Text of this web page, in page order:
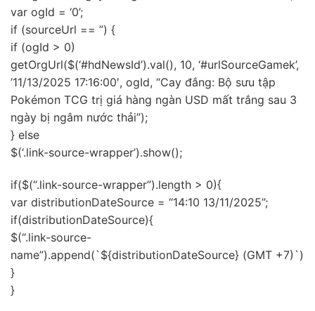
var ogId = ‘0’;
if (sourceUrl == ”) {
if (ogId > 0)
getOrgUrl($(‘#hdNewsId’).val(), 10, ‘#urlSourceGamek’,
’11/13/2025 17:16:00′, ogId, “Cay đắng: Bộ sưu tập
Pokémon TCG trị giá hàng ngàn USD mất trắng sau 3
ngày bị ngâm nước thải”);
} else
$(‘.link-source-wrapper’).show();
if($(“.link-source-wrapper”).length > 0){
var distributionDateSource = “14:10 13/11/2025”;
if(distributionDateSource){
$(“.link-source-
name”).append(`${distributionDateSource} (GMT +7)`)
}
}